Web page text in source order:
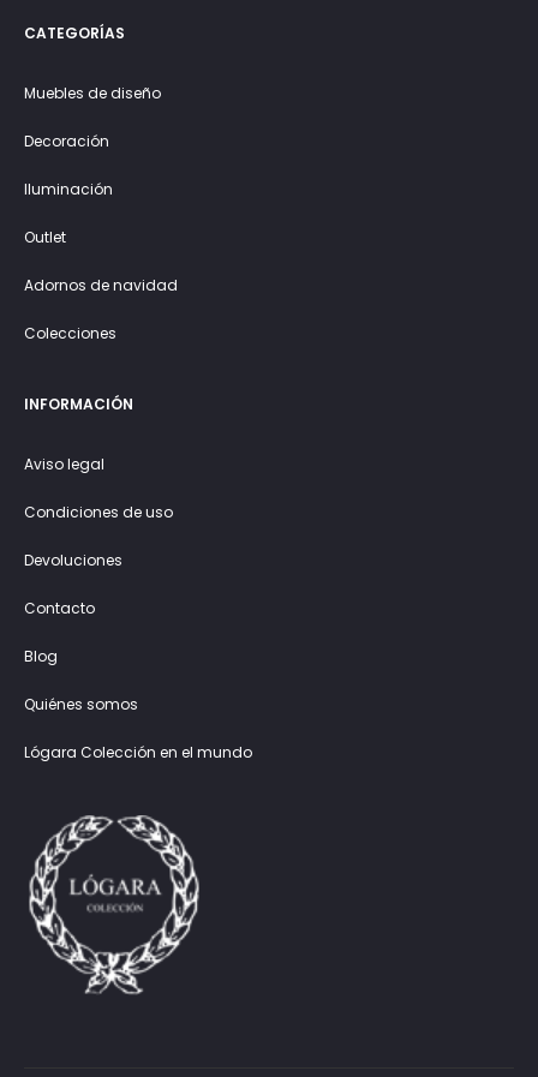
CATEGORÍAS
Muebles de diseño
Decoración
Iluminación
Outlet
Adornos de navidad
Colecciones
INFORMACIÓN
Aviso legal
Condiciones de uso
Devoluciones
Contacto
Blog
Quiénes somos
Lógara Colección en el mundo